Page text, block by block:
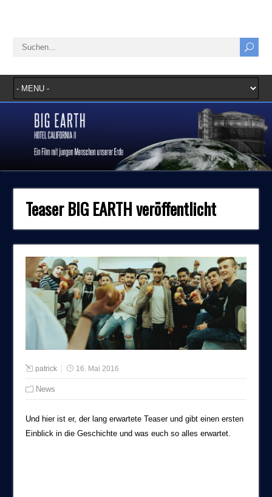
Teaser BIG EARTH veröffentlicht
patrick 16. Mai 2016
News
Und hier ist er, der lang erwartete Teaser und gibt einen ersten
Einblick in die Geschichte und was euch so alles erwartet.